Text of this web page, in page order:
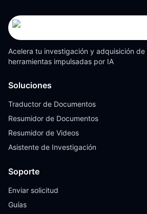
Acelera tu investigación y adquisición
herramientas impulsadas por IA
Soluciones
Traductor de Documentos
Resumidor de Documentos
Resumidor de Videos
Asistente de Investigación
Soporte
Enviar solicitud
Guías